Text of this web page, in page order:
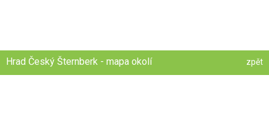
Hrad Český Šternberk - mapa okolí zpět